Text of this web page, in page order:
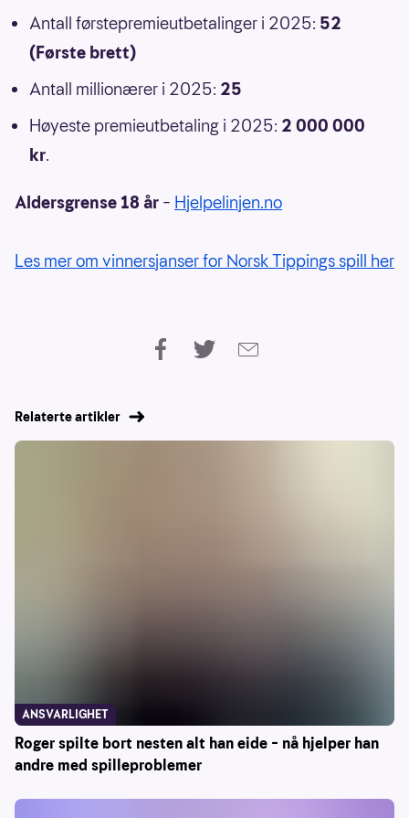
Antall førstepremieutbetalinger i 2025: 52
(Første brett)
Antall millionærer i 2025: 25
Høyeste premieutbetaling i 2025: 2 000 000
kr.
Aldersgrense 18 år – Hjelpelinjen.no
Les mer om vinnersjanser for Norsk Tippings spill her
Relaterte artikler
Roger spilte bort nesten alt han eide – nå hjelper han
andre med spilleproblemer
ANSVARLIGHET